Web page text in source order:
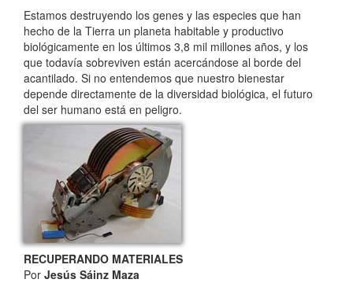
Estamos destruyendo los genes y las especies que han
hecho de la Tierra un planeta habitable y productivo
biológicamente en los últimos 3,8 mil millones años, y los
que todavía sobreviven están acercándose al borde del
acantilado. Si no entendemos que nuestro bienestar
depende directamente de la diversidad biológica, el futuro
del ser humano está en peligro.
RECUPERANDO MATERIALES
Por Jesús Sáinz Maza